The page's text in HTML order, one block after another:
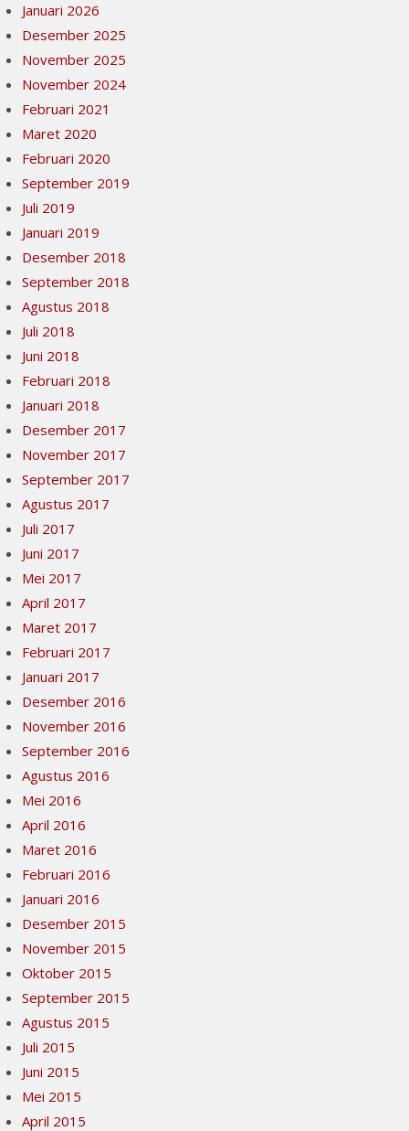
Januari 2026
Desember 2025
November 2025
November 2024
Februari 2021
Maret 2020
Februari 2020
September 2019
Juli 2019
Januari 2019
Desember 2018
September 2018
Agustus 2018
Juli 2018
Juni 2018
Februari 2018
Januari 2018
Desember 2017
November 2017
September 2017
Agustus 2017
Juli 2017
Juni 2017
Mei 2017
April 2017
Maret 2017
Februari 2017
Januari 2017
Desember 2016
November 2016
September 2016
Agustus 2016
Mei 2016
April 2016
Maret 2016
Februari 2016
Januari 2016
Desember 2015
November 2015
Oktober 2015
September 2015
Agustus 2015
Juli 2015
Juni 2015
Mei 2015
April 2015